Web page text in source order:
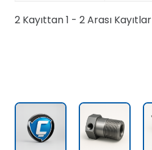
2 Kayıttan 1 - 2 Arası Kayıtlar